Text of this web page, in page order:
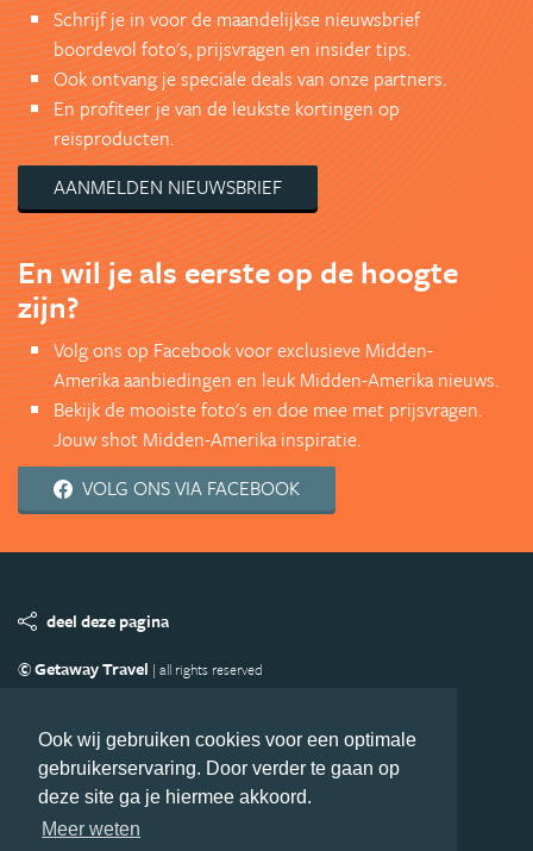
Ook wij gebruiken cookies voor een optimale
gebruikerservaring. Door verder te gaan op
deze site ga je hiermee akkoord.
Meer weten
Schrijf je in voor de maandelijkse nieuwsbrief
boordevol foto's, prijsvragen en insider tips.
Ook ontvang je speciale deals van onze partners.
En profiteer je van de leukste kortingen op
reisproducten.
AANMELDEN NIEUWSBRIEF
En wil je als eerste op de hoogte
zijn?
Volg ons op Facebook voor exclusieve Midden-
Amerika aanbiedingen en leuk Midden-Amerika nieuws.
Bekijk de mooiste foto's en doe mee met prijsvragen.
Jouw shot Midden-Amerika inspiratie.
VOLG ONS VIA FACEBOOK
deel deze pagina
© Getaway Travel | all rights reserved
Copyright
Privacy statement Disclaimer
Cookies
Volg MiddenAmerika.nl
Nieuwsbrief
Facebook